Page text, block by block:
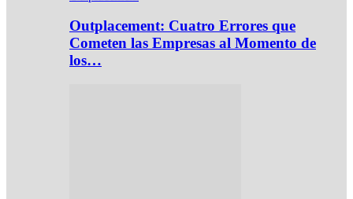
Outplacement: Cuatro Errores que
Cometen las Empresas al Momento de
los…